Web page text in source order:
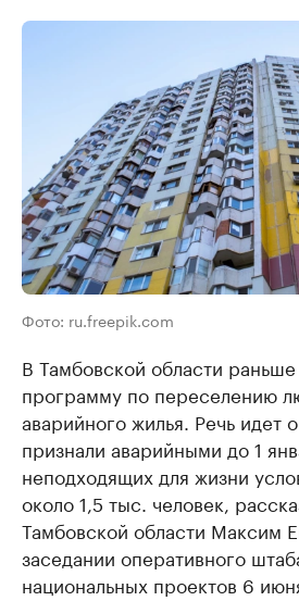
Фото: ru.freepik.com
В Тамбовской области
программу по переселению
аварийного жилья. Речь идет
признали аварийными до 1
неподходящих для жизни
около 1,5 тыс. человек,
Тамбовской области Максим
заседании оперативного
национальных проектов 6